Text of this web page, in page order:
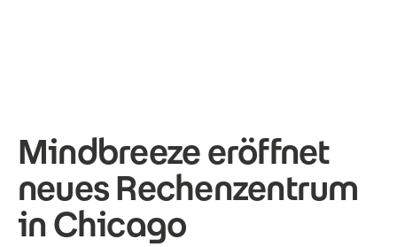
Mindbreeze eröffnet
neues Rechenzentrum
in Chicago